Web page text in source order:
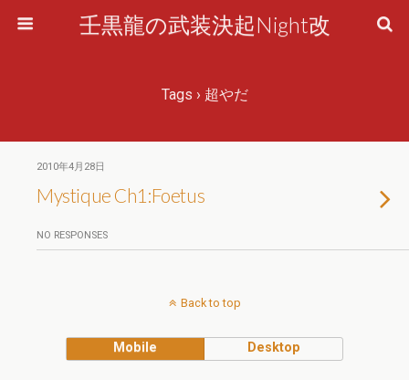
壬黒龍の武装決起Night改
Tags › 超やだ
2010年4月28日
Mystique Ch1:Foetus
NO RESPONSES
Back to top
Mobile Desktop